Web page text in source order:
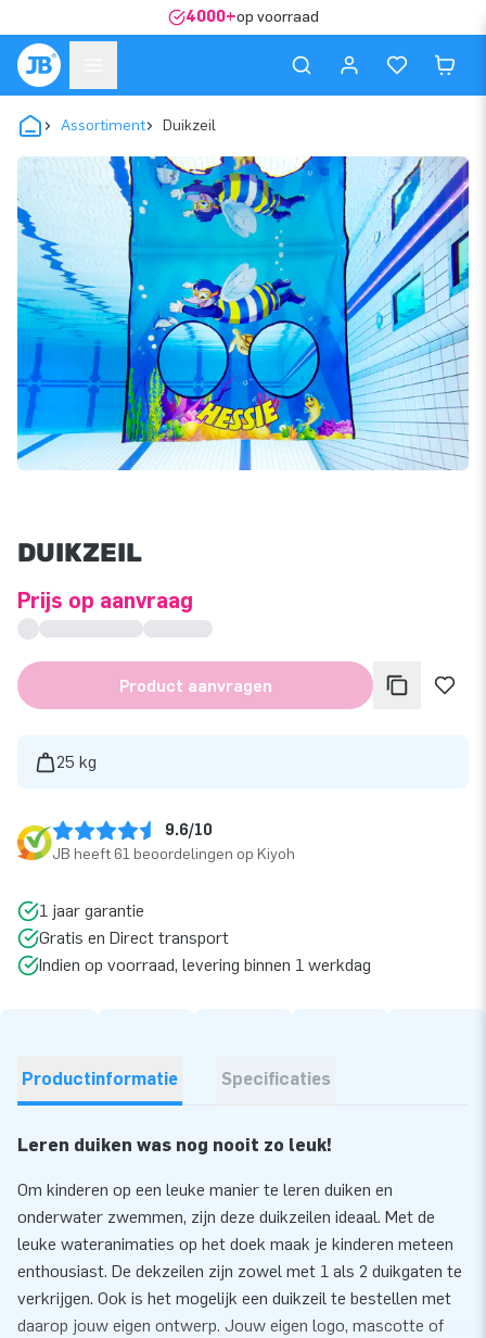
4000+op voorraad
Assortiment Duikzeil
DUIKZEIL
Prijs op aanvraag
Product aanvragen
25 kg
9.6/10
JB heeft 61 beoordelingen op Kiyoh
1 jaar garantie
Gratis en Direct transport
Indien op voorraad, levering binnen 1 werkdag
Productinformatie Specificaties
Leren duiken was nog nooit zo leuk!
Om kinderen op een leuke manier te leren duiken en
onderwater zwemmen, zijn deze duikzeilen ideaal. Met de
leuke wateranimaties op het doek maak je kinderen meteen
enthousiast. De dekzeilen zijn zowel met 1 als 2 duikgaten te
verkrijgen. Ook is het mogelijk een duikzeil te bestellen met
daarop jouw eigen ontwerp. Jouw eigen logo, mascotte of